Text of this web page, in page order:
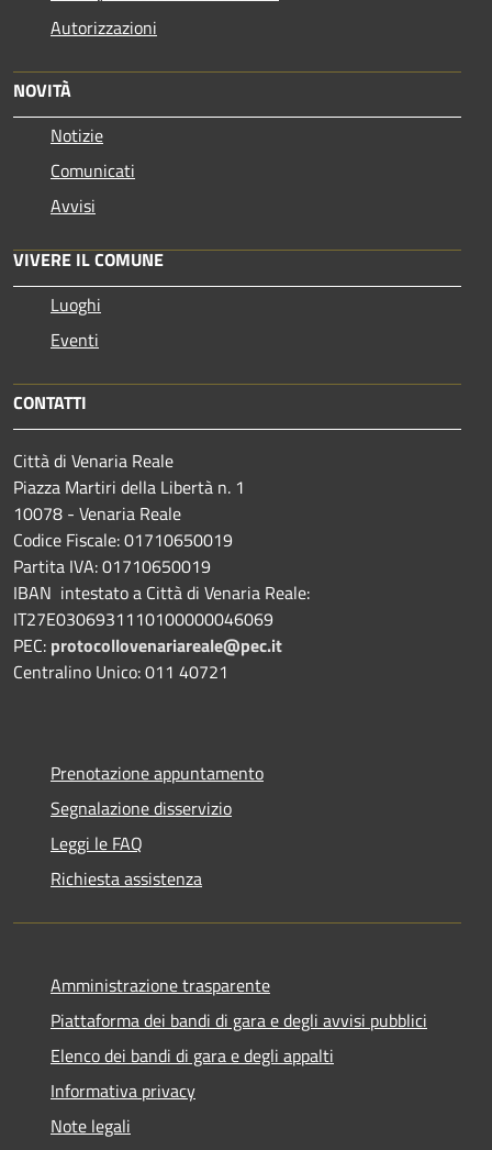
Autorizzazioni
NOVITÀ
Notizie
Comunicati
Avvisi
VIVERE IL COMUNE
Luoghi
Eventi
CONTATTI
Città di Venaria Reale
Piazza Martiri della Libertà n. 1
10078 - Venaria Reale
Codice Fiscale: 01710650019
Partita IVA: 01710650019
IBAN intestato a Città di Venaria Reale:
IT27E0306931110100000046069
PEC: protocollovenariareale@pec.it
Centralino Unico: 011 40721
Prenotazione appuntamento
Segnalazione disservizio
Leggi le FAQ
Richiesta assistenza
Amministrazione trasparente
Piattaforma dei bandi di gara e degli avvisi pubblici
Elenco dei bandi di gara e degli appalti
Informativa privacy
Note legali